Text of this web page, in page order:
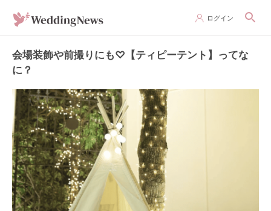
ログイン
会場装飾や前撮りにも♡【ティピーテント】ってな
に？